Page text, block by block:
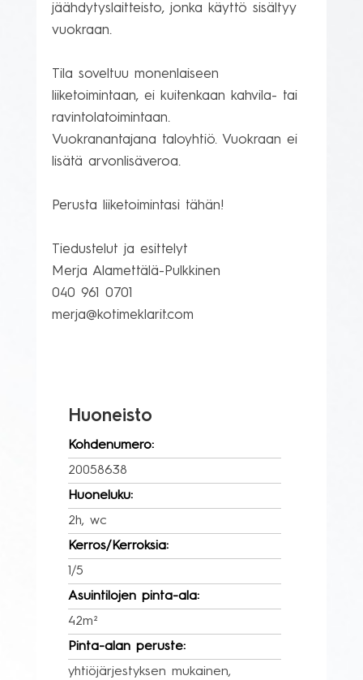
jäähdytyslaitteisto, jonka käyttö sisältyy
vuokraan.
Tila soveltuu monenlaiseen
liiketoimintaan, ei kuitenkaan kahvila- tai
ravintolatoimintaan.
Vuokranantajana taloyhtiö. Vuokraan ei
lisätä arvonlisäveroa.
Perusta liiketoimintasi tähän!
Tiedustelut ja esittelyt
Merja Alamettälä-Pulkkinen
040 961 0701
Huoneisto
Kohdenumero:
20058638
Huoneluku:
2h, wc
Kerros/Kerroksia:
1/5
Asuintilojen pinta-ala:
42m²
Pinta-alan peruste:
yhtiöjärjestyksen mukainen,